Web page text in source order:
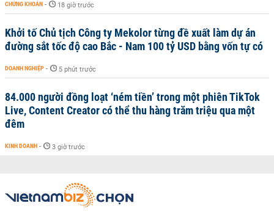
CHỨNG KHOÁN - 18 giờ trước
Khởi tố Chủ tịch Công ty Mekolor từng đề xuất làm dự án
đường sắt tốc độ cao Bắc - Nam 100 tỷ USD bằng vốn tự có
DOANH NGHIỆP - 5 phút trước
84.000 người đồng loạt ‘ném tiền’ trong một phiên TikTok
Live, Content Creator có thể thu hàng trăm triệu qua một
đêm
KINH DOANH - 3 giờ trước